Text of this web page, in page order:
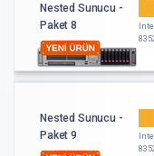
Nested Sunucu -
Paket 8
Nested Sunucu -
Paket 9